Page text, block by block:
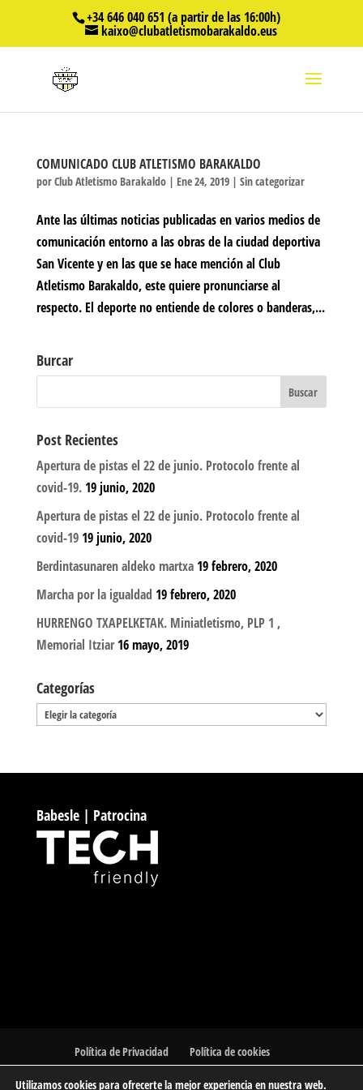
+34 646 040 651 (a partir de las 16:00h)
kaixo@clubatletismobarakaldo.eus
COMUNICADO CLUB ATLETISMO BARAKALDO
porClub Atletismo Barakaldo| Ene 24, 2019| Sin categorizar
Ante las últimas noticias publicadas en varios medios de
comunicación entorno a las obras de la ciudad deportiva
San Vicente y en las que se hace mención al Club
Atletismo Barakaldo, este quiere pronunciarse al
respecto. El deporte no entiende de colores o banderas,...
Burcar
Post Recientes
Apertura de pistas el 22 de junio. Protocolo frente al
covid-19. 19 junio, 2020
Apertura de pistas el 22 de junio. Protocolo frente al
covid-19 19 junio, 2020
Berdintasunaren aldeko martxa 19 febrero, 2020
Marcha por la igualdad 19 febrero, 2020
HURRENGO TXAPELKETAK. Miniatletismo, PLP 1 ,
Memorial Itziar 16 mayo, 2019
Categorías
Categorías
Babesle | Patrocina
Política de Privacidad Política de cookies
Utilizamos cookies para ofrecerte la mejor experiencia en nuestra web.